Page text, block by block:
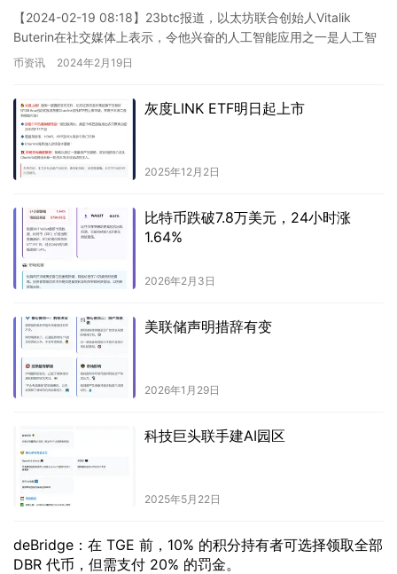
【2024-02-19 08:18】23btc报道，以太坊联合创始人Vitalik
Buterin在社交媒体上表示，令他兴奋的人工智能应用之一是人工智
能辅助的代码形式验证和错误查找…
币资讯 2024年2月19日
灰度LINK ETF明日起上市
2025年12月2日
比特币跌破7.8万美元，24小时涨
1.64%
2026年2月3日
美联储声明措辞有变
2026年1月29日
科技巨头联手建AI园区
2025年5月22日
deBridge：在 TGE 前，10% 的积分持有者可选择领取全部
DBR 代币，但需支付 20% 的罚金。